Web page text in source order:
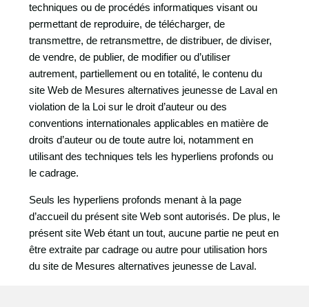
techniques ou de procédés informatiques visant ou
permettant de reproduire, de télécharger, de
transmettre, de retransmettre, de distribuer, de diviser,
de vendre, de publier, de modifier ou d’utiliser
autrement, partiellement ou en totalité, le contenu du
site Web de Mesures alternatives jeunesse de Laval en
violation de la Loi sur le droit d’auteur ou des
conventions internationales applicables en matière de
droits d’auteur ou de toute autre loi, notamment en
utilisant des techniques tels les hyperliens profonds ou
le cadrage.
Seuls les hyperliens profonds menant à la page
d’accueil du présent site Web sont autorisés. De plus, le
présent site Web étant un tout, aucune partie ne peut en
être extraite par cadrage ou autre pour utilisation hors
du site de Mesures alternatives jeunesse de Laval.